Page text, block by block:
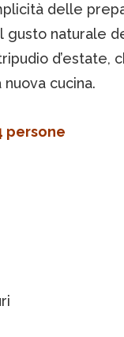
delle
gusto naturale
d’estate,
cucina.
persone